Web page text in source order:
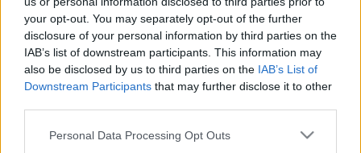
your opt-out. You may separately opt-out of the further
disclosure of your personal information by third parties on the
IAB’s list of downstream participants. This information may
also be disclosed by us to third parties on the IAB’s List of
Downstream Participants that may further disclose it to other
Please note that this website/app uses one or more Google
Personal Data Processing Opt Outs
Nincs itt semmi látnivaló.
A TASZ VIZSGÁLATOT KEZDEMÉNYEZ AZ
IZRAELI LEGFŐBB ÜGYÉSZNÉL PEGASUS-
ÜGYBEN
2022. január. 28. 11:40
Ebben az autokráciákba irányuló izraeli fegyverexport ellen
szervezetnek.